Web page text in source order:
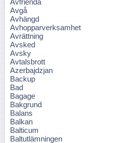
Avfrienda
Avgå
Avhängd
Avhopparverksamhet
Avrättning
Avsked
Avsky
Avtalsbrott
Azerbajdzjan
Backup
Bad
Bagage
Bakgrund
Balans
Balkan
Balticum
Baltutlämningen